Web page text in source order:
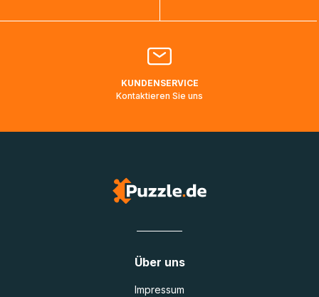
Bitte kontaktieren Sie denKundenservicefalls Ihr Paket
Lieferadressen in Deutschland oder Europa mehrere Tage
KUNDENSERVICE
Kontaktieren Sie uns
Über uns
Impressum